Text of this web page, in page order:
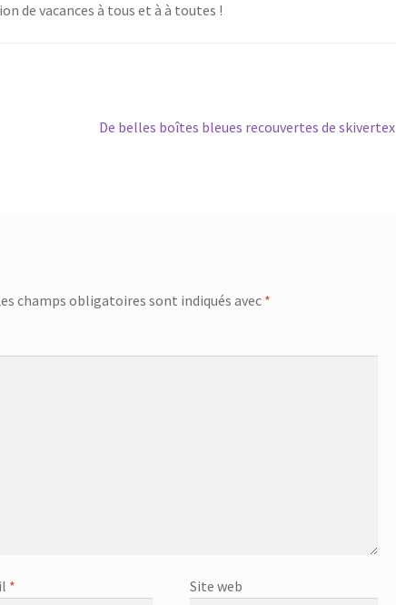
de vacances à tous et à à toutes !
Article
De belles boîtes bleues recouvertes de skivertex
champs obligatoires sont indiqués avec *
* Site web